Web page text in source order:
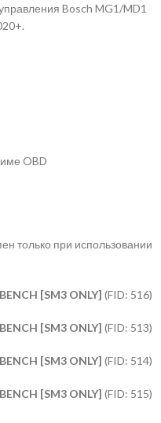
Bosch MG1/MD1
OBD
только при использовании
[SM3 ONLY] (FID: 516)
[SM3 ONLY] (FID: 513)
[SM3 ONLY] (FID: 514)
[SM3 ONLY] (FID: 515)